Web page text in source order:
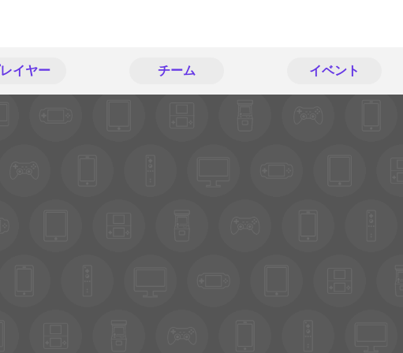
イヤー チーム イベント